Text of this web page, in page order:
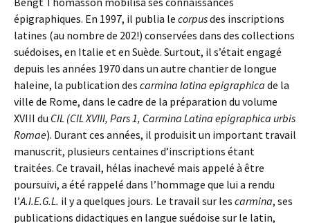
épigraphiques. En 1997, il publia le corpusdes inscriptions
latines (au nombre de 202!) conservées dans des collections
suédoises, en Italie et en Suède. Surtout, il s’était engagé
depuis les années 1970 dans un autre chantier de longue
haleine, la publication des carmina latina epigraphica de la
ville de Rome, dans le cadre de la préparation du volume
XVIII du CIL (CIL XVIII, Pars 1, Carmina Latina epigraphica urbis
Romae). Durant ces années, il produisit un important travail
manuscrit, plusieurs centaines d’inscriptions étant
traitées. Ce travail, hélas inachevé mais appelé à être
poursuivi, a été rappelé dans l’hommage que lui a rendu
l’A.I.E.G.L. il y a quelques jours. Le travail sur les carmina, ses
publications didactiques en langue suédoise sur le latin,